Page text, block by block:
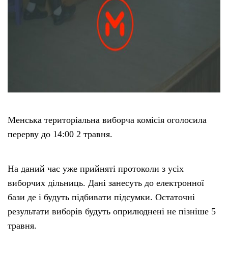
Менська територіальна виборча комісія оголосила
перерву до 14:00 2 травня.
На даний час уже прийняті протоколи з усіх
виборчих дільниць. Дані занесуть до електронної
бази де і будуть підбивати підсумки. Остаточні
результати виборів будуть оприлюднені не пізніше 5
травня.